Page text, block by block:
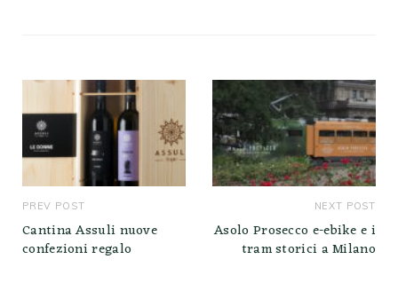
PREV POST
Cantina Assuli nuove
confezioni regalo
NEXT POST
Asolo Prosecco e-ebike e i
tram storici a Milano